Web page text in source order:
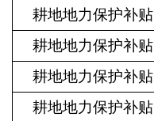
耕地地力保护补贴
耕地地力保护补贴
耕地地力保护补贴
耕地地力保护补贴